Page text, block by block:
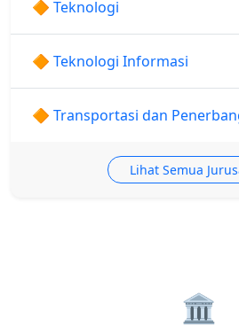
🔶 Teknologi
🔶 Teknologi Informasi
🔶 Transportasi dan
Lihat Semua
🏛️